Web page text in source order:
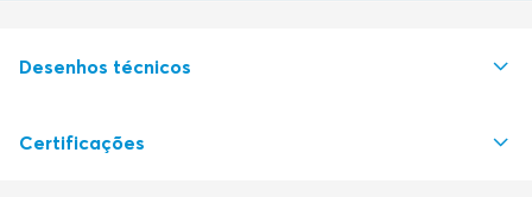
Desenhos técnicos
S1526141 CABLE STRAP ROLL STRAP AND CLIP
Certificações